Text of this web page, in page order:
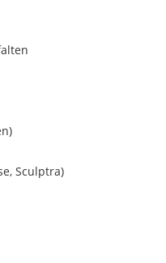
Sculptra)